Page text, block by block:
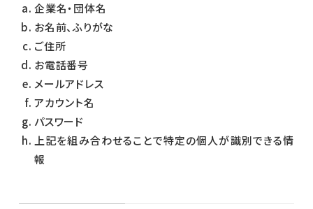
企業名・団体名
お名前、ふりがな
ご住所
お電話番号
メールアドレス
アカウント名
パスワード
上記を組み合わせることで特定の個人が識別できる情
報